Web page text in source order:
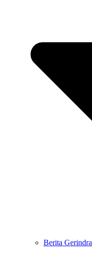
Berita Gerindra